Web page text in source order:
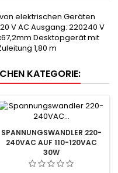
elektrischen Geräten
V AC Ausgang: 220240 V
Desktopgerät mit
1,80 m
KATEGORIE:
SPANNUNGSWANDLER 220-
240VAC AUF 110-120VAC
30W